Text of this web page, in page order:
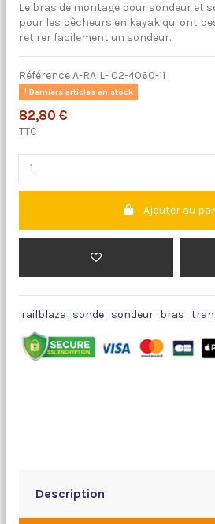
Le bras de montage pour sondeur et
pour les pêcheurs en kayak qui ont
retirer facilement un sondeur.
RéférenceA-RAIL- 02-4060-11
Derniers articles en stock
82,80 €
TTC
Ajouter au
railblaza sonde sondeur bras
Description